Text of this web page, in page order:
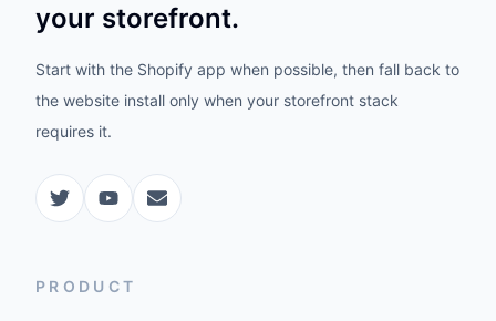
your storefront.
Start with the Shopify app when possible, then fall back to
the website install only when your storefront stack
requires it.
PRODUCT